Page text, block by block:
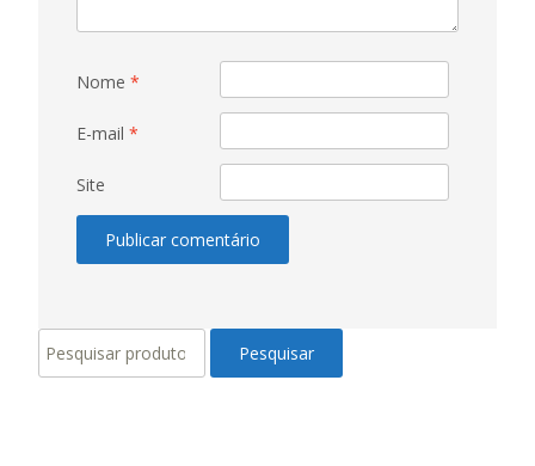
Nome *
E-mail *
Site
Pesquisar
por:
Pesquisar